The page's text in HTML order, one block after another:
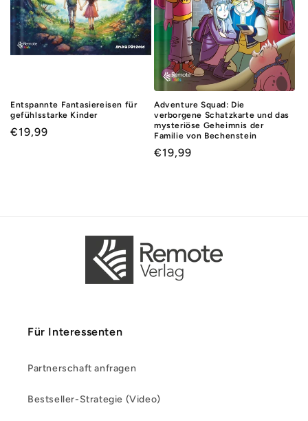
e
:
Entspannte Fantasiereisen für
gefühlsstarke Kinder
Normaler
€19,99
Adventure Squad: Die
verborgene Schatzkarte und das
mysteriöse Geheimnis der
Familie von Bechenstein
Normaler
€19,99
Für Interessenten
Partnerschaft anfragen
Bestseller-Strategie (Video)